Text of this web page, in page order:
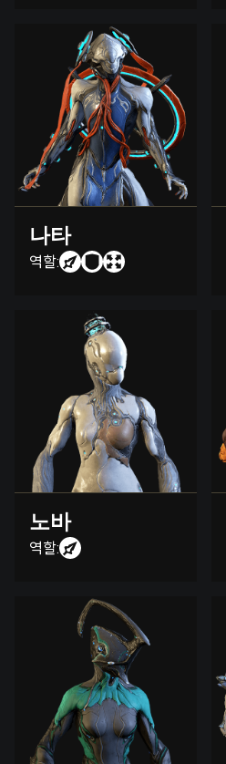
나타
역할:
노바
역할: